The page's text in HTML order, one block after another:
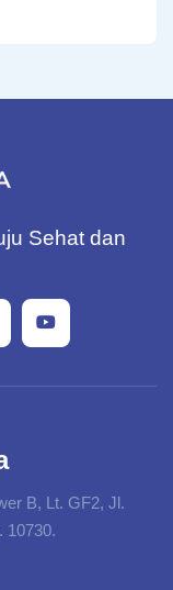
Sehat dan
B, Lt. GF2, Jl.
10730.